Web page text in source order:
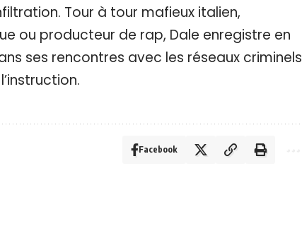
Tour à tour mafieux italien,
ou producteur de rap, Dale enregistre en
ses rencontres avec les réseaux criminels
Facebook